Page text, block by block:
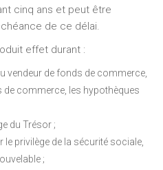
cinq ans et peut être
de ce délai.
effet durant :
vendeur de fonds de commerce,
de commerce, les hypothèques
du Trésor ;
privilège de la sécurité sociale,
;